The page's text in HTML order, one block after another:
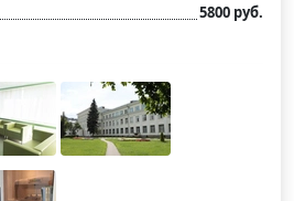
5800 руб.